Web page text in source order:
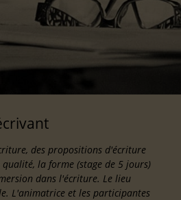
des propositions d'écriture
la forme (stage de 5 jours)
dans l'écriture. Le lieu
L'animatrice et les participantes